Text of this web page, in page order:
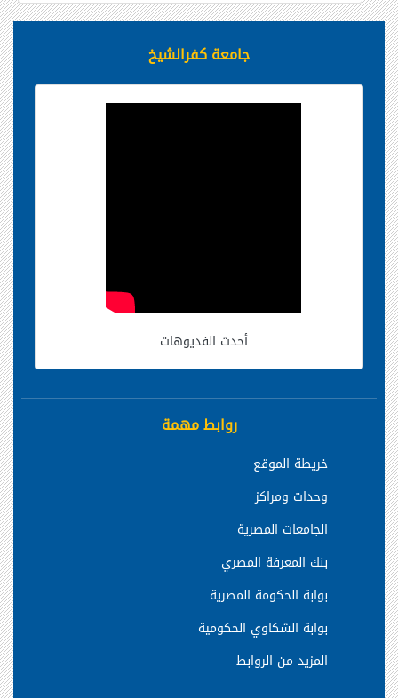
جامعة كفرالشيخ
أحدث الفديوهات
روابط مهمة
خريطة الموقع
وحدات ومراكز
الجامعات المصرية
بنك المعرفة المصري
بوابة الحكومة المصرية
بوابة الشكاوي الحكومية
المزيد من الروابط